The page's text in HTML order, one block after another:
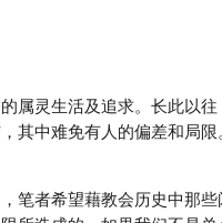
属灵生活及追求。长此以
其中难免有人的偏差和局限
笔者希望藉教会历史中那些